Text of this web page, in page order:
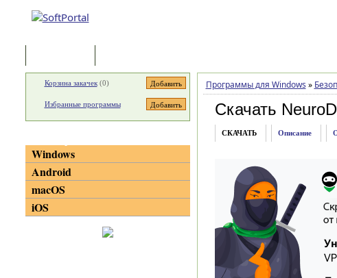
Программы для Windows »
Скачать
СКАЧАТЬ Описание
Корзина закачек(0)
Избранные программы
Windows
Android
macOS
iOS